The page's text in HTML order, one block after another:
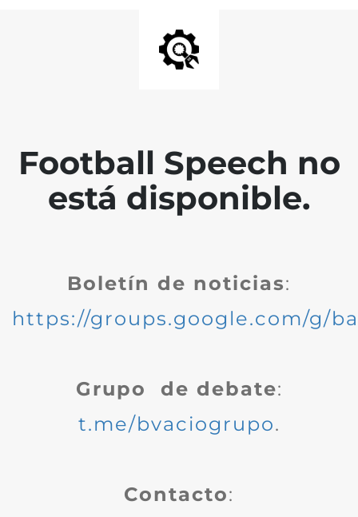
Football Speech no
está disponible.
Boletín de noticias:
https://groups.google.com/g/
Grupo de debate:
t.me/bvaciogrupo.
Contacto: